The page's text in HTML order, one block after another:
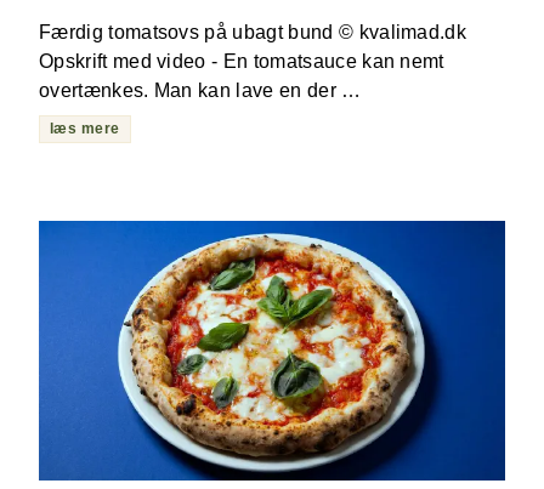
Færdig tomatsovs på ubagt bund © kvalimad.dk
Opskrift med video - En tomatsauce kan nemt
overtænkes. Man kan lave en der …
læs mere